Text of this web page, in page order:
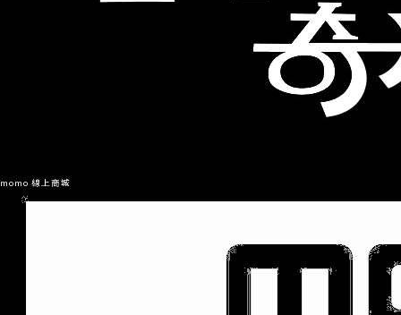
momo 線上商城